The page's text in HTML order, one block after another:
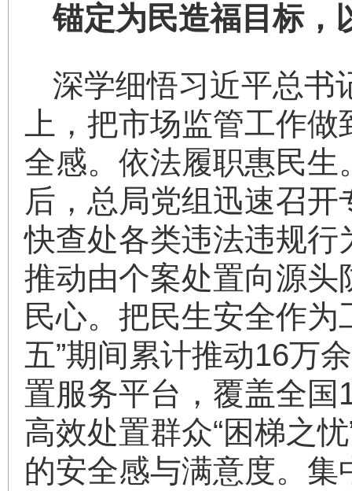
锚定为民造福目标，
深学细悟习近平总书
上，把市场监管工作
全感。依法履职惠民生
后，总局党组迅速召
快查处各类违法违规
推动由个案处置向源
民心。把民生安全作
五”期间累计推动16万
置服务平台，覆盖全
高效处置群众“困梯之
的安全感与满意度。